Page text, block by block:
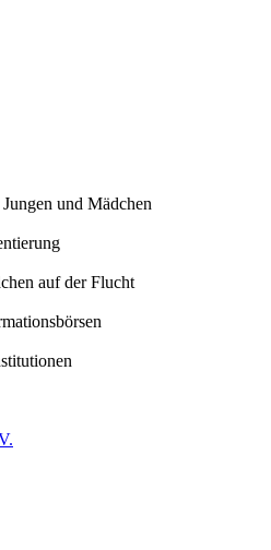
und Mädchen
auf der Flucht